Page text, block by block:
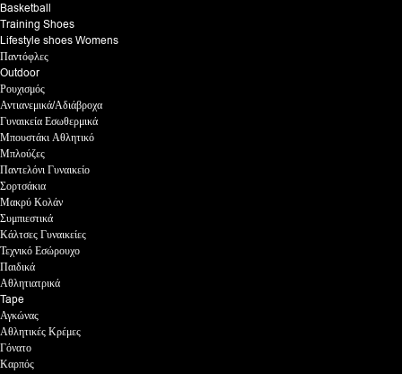
Basketball
Training Shoes
Lifestyle shoes Womens
Παντόφλες
Outdoor
Ρουχισμός
Αντιανεμικά/Αδιάβροχα
Γυναικεία Εσωθερμικά
Μπουστάκι Αθλητικό
Μπλούζες
Παντελόνι Γυναικείο
Σορτσάκια
Μακρύ Κολάν
Συμπιεστικά
Κάλτσες Γυναικείες
Τεχνικό Εσώρουχο
Παιδικά
Αθλητιατρικά
Tape
Αγκώνας
Αθλητικές Κρέμες
Γόνατο
Καρπός